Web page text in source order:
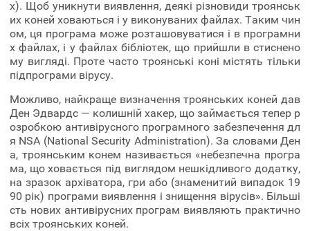
х). Щоб уникнути виявлення, деякі різновиди троянськ
их коней ховаються і у виконуваних файлах. Таким чин
ом, ця програма може розташовуватися і в програмни
х файлах, і у файлах бібліотек, що прийшли в стиснено
му вигляді. Проте часто троянські коні містять тільки
підпрограми вірусу.
Можливо, найкраще визначення троянських коней дав
Ден Эдвардс — колишній хакер, що займається тепер р
озробкою антивірусного програмного забезпечення дл
я NSA (National Security Administration). За словами Ден
а, троянським конем називається «небезпечна програ
ма, що ховається під виглядом нешкідливого додатку,
на зразок архіватора, гри або (знаменитий випадок 19
90 рік) програми виявлення і знищення вірусів». Більші
сть нових антивірусних програм виявляють практично
всіх троянських коней.